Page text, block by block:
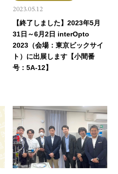
2023.05.12
【終了しました】2023年5月
31日～6月2日 interOpto
2023（会場：東京ビックサイ
ト）に出展します【小間番
号：5A-12】